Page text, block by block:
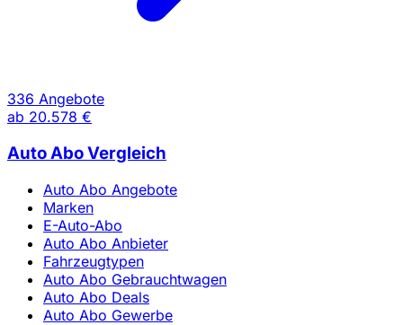
336 Angebote
ab 20.578 €
Auto Abo Vergleich
Auto Abo Angebote
Marken
E-Auto-Abo
Auto Abo Anbieter
Fahrzeugtypen
Auto Abo Gebrauchtwagen
Auto Abo Deals
Auto Abo Gewerbe